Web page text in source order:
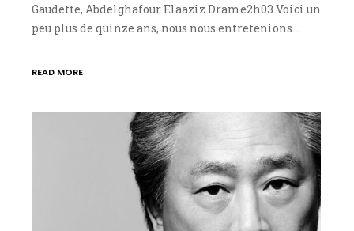
Gaudette, Abdelghafour Elaaziz Drame2h03 Voici un
peu plus de quinze ans, nous nous entretenions…
READ MORE